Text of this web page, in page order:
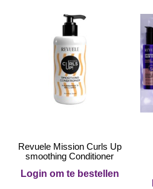
Revuele Mission Curls Up
smoothing Conditioner
Login om te bestellen